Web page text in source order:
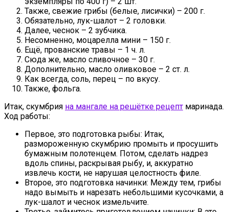
Также, свежие грибы (белые, лисички) – 200 г.
Обязательно, лук-шалот – 2 головки.
Далее, чеснок – 2 зубчика.
Несомненно, моцарелла мини – 150 г.
Ещё, прованские травы – 1 ч. л.
Сюда же, масло сливочное – 30 г.
Дополнительно, масло оливковое – 2 ст. л.
Как всегда, соль, перец – по вкусу.
Также, фольга.
Итак, скумбрия на мангале на решётке рецепт маринада.
Ход работы:
Первое, это подготовка рыбы: Итак,
размороженную скумбрию промыть и просушить
бумажным полотенцем. Потом, сделать надрез
вдоль спины, раскрывая рыбу, и, аккуратно
извлечь кости, не нарушая целостность филе.
Второе, это подготовка начинки: Между тем, грибы
надо вымыть и нарезать небольшими кусочками, а
лук-шалот и чеснок измельчите.